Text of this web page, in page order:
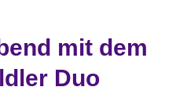
mit dem
Duo